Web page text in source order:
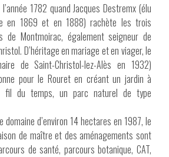
1782 quand Jacques Destremx (élu
en 1869 et en 1888) rachète les trois
de Montmoirac, également seigneur de
D’héritage en mariage et en viager, le
de Saint-Christol-lez-Alès en 1932)
pour le Rouret en créant un jardin à
fil du temps, un parc naturel de type
domaine d’environ 14 hectares en 1987, le
de maître et des aménagements sont
de santé, parcours botanique, CAT,